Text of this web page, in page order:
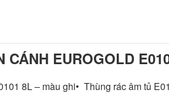
CÁNH EUROGOLD
8L – màu ghi• Thùng rác âm tủ